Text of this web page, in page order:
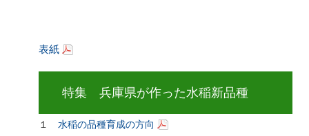
表紙
特集 兵庫県が作った水稲新品種
１ 水稲の品種育成の方向